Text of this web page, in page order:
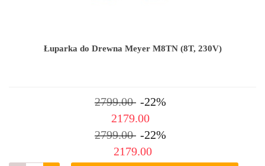
Łuparka do Drewna Meyer M8TN (8T, 230V)
2799.00 -22%
2179.00
2799.00 -22%
2179.00